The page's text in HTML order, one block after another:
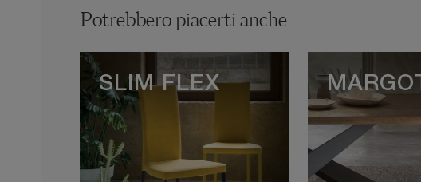
Potrebbero piacerti anche
SLIM FLEX MARGOT